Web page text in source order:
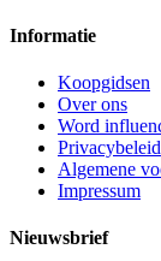
Informatie
Koopgidsen
Over ons
Word
Privacybeleid
Algemene
Impressum
Nieuwsbrief